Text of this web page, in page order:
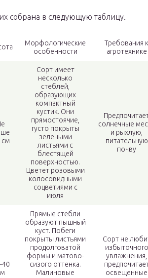
собрана в следующую таблицу.
Морфологические
особенности
Требования к
агротехнике
см
Сорт имеет
несколько
стеблей,
образующих
компактный
кустик. Они
прямостоячие,
густо покрыты
зелеными
листьями с
блестящей
поверхностью.
Цветет розовыми
колосовидными
соцветиями с
июля
солнечные
и рыхлую,
питательную
почву
40
Прямые стебли
образуют пышный
куст. Побеги
покрыты листьями
продолговатой
формы и матово-
сизого оттенка.
Малиновые
Сорт не
избыточного
увлажнения,
освещенные